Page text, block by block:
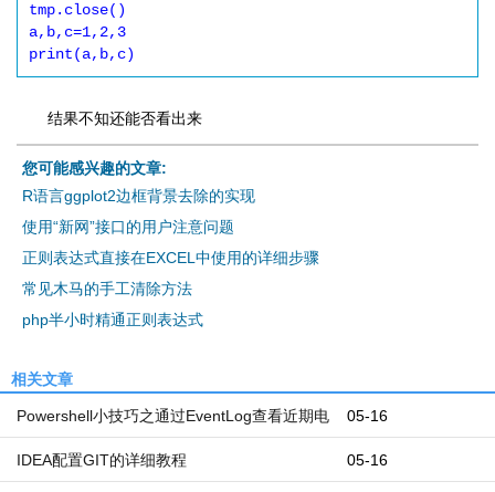
tmp.close()
a,b,c=1,2,3
print(a,b,c)
结果不知还能否看出来
您可能感兴趣的文章:
R语言ggplot2边框背景去除的实现
使用“新网”接口的用户注意问题
正则表达式直接在EXCEL中使用的详细步骤
常见木马的手工清除方法
php半小时精通正则表达式
相关文章
05-16
Powershell小技巧之通过EventLog查看近期电
脑开机和关机时间 05-16
IDEA配置GIT的详细教程